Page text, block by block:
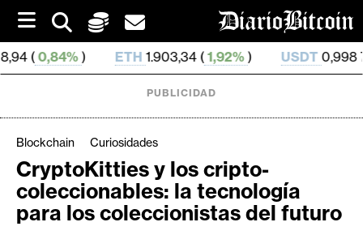
i
p
t
o
1.903,34 (1,92%) USDT0,998 773 ( -0,03%)
C
r
i
PUBLICIDAD
Blockchain Curiosidades
CryptoKitties y los cripto-
coleccionables: la tecnología
para los coleccionistas del futuro